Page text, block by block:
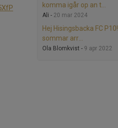
komma igår op an t...
Ali - 20 mar 2024
Hej Hisingsbacka FC P10! I
sommar arr...
Ola Blomkvist - 9 apr 2022